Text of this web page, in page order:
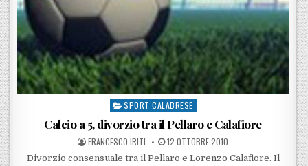
Posted in
SPORT CALABRESE
Calcio a 5, divorzio tra il Pellaro e Calafiore
POSTED BY
FRANCESCO IRITI POSTED ON
12 OTTOBRE 2010
Divorzio consensuale tra il Pellaro e Lorenzo Calafiore. Il